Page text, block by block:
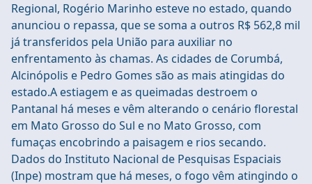
Regional, Rogério Marinho esteve no estado, quando
anunciou o repassa, que se soma a outros R$ 562,8 mil
já transferidos pela União para auxiliar no
enfrentamento às chamas. As cidades de Corumbá,
Alcinópolis e Pedro Gomes são as mais atingidas do
estado.A estiagem e as queimadas destroem o
Pantanal há meses e vêm alterando o cenário florestal
em Mato Grosso do Sul e no Mato Grosso, com
fumaças encobrindo a paisagem e rios secando.
Dados do Instituto Nacional de Pesquisas Espaciais
(Inpe) mostram que há meses, o fogo vêm atingindo o